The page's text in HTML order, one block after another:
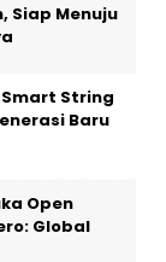
Siap Menuju
String
Baru
Open
Global